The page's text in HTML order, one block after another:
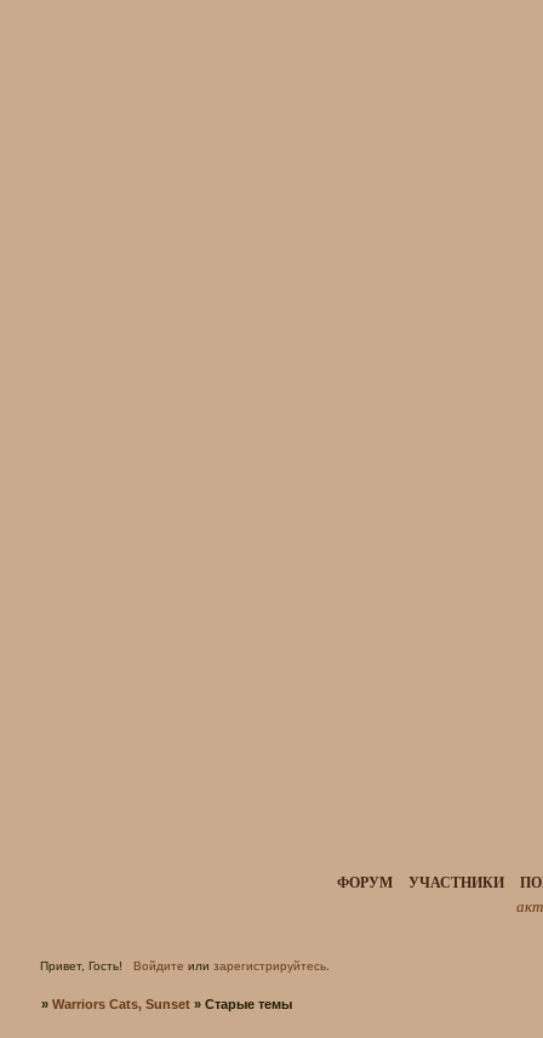
ФОРУМ УЧАСТНИКИ
Привет, Гость! Войдите или зарегистрируйтесь.
»Warriors Cats, Sunset »Старые темы